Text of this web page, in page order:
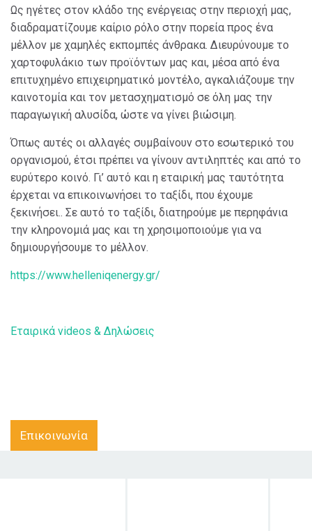
Ως ηγέτες στον κλάδο της ενέργειας στην περιοχή μας,
διαδραματίζουμε καίριο ρόλο στην πορεία προς ένα
μέλλον με χαμηλές εκπομπές άνθρακα. Διευρύνουμε το
χαρτοφυλάκιο των προϊόντων μας και, μέσα από ένα
επιτυχημένο επιχειρηματικό μοντέλο, αγκαλιάζουμε την
καινοτομία και τον μετασχηματισμό σε όλη μας την
παραγωγική αλυσίδα, ώστε να γίνει βιώσιμη.
Όπως αυτές οι αλλαγές συμβαίνουν στο εσωτερικό του
οργανισμού, έτσι πρέπει να γίνουν αντιληπτές και από το
ευρύτερο κοινό. Γι’ αυτό και η εταιρική μας ταυτότητα
έρχεται να επικοινωνήσει το ταξίδι, που έχουμε
ξεκινήσει.. Σε αυτό το ταξίδι, διατηρούμε με περηφάνια
την κληρονομιά μας και τη χρησιμοποιούμε για να
δημιουργήσουμε το μέλλον.
https://www.helleniqenergy.gr/
Εταιρικά videos & Δηλώσεις
Επικοινωνία